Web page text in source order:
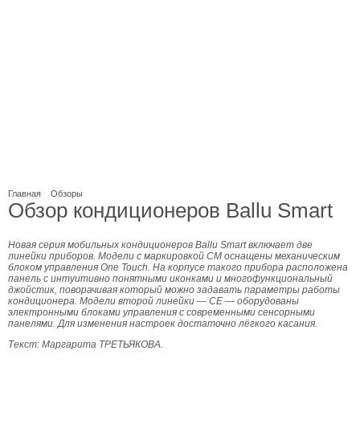
Главная Обзоры
Обзор кондиционеров Ballu Smart
Новая серия мобильных кондиционеров Ballu Smart включает две
линейки приборов. Модели с маркировкой CM оснащены механическим
бло­ком управления One Touch. На корпусе такого при­бора расположена
панель с интуитивно понятны­ми иконками и многофункциональный
джойстик, поворачивая который можно задавать параметры работы
кондиционера. Модели второй линейки — CE — оборудованы
электронными блоками управ­ления с современными сенсорными
панелями. Для изменения настроек достаточно лёгкого касания.
Текст: Маргарита ТРЕТЬЯКОВА.